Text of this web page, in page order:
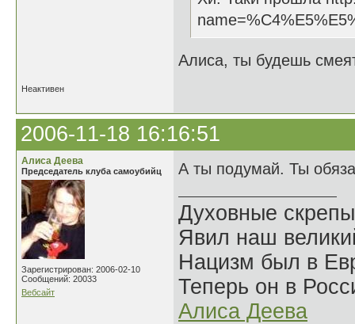
Алиса, ты будешь
Неактивен
2006-11-18 16:16:51
Алиса Деева
Председатель клуба самоубийц
Зарегистрирован: 2006-02-10
Сообщений: 20033
Вебсайт
А ты подумай. Ты
Духовные
Явил наш
Нацизм был в
Теперь он в
Алиса Деева